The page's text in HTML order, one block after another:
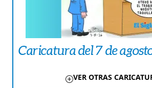
Caricatura del 7 de
VER OTRAS